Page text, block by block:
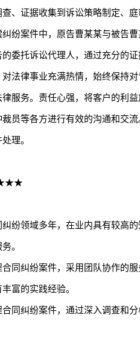
、证据收集到诉讼策略制定、
纷案件中，原告曹某某与被告
委托诉讼代理人，通过充分的
法律事业充满热情，始终保持
服务。责任心强，将客户的利
员等各方进行有效的沟通和交
理。
纷领域多年，在业内具有较高
。
同纠纷案件，采用团队协作的
富的实践经验。
同纠纷案件，通过深入调查和